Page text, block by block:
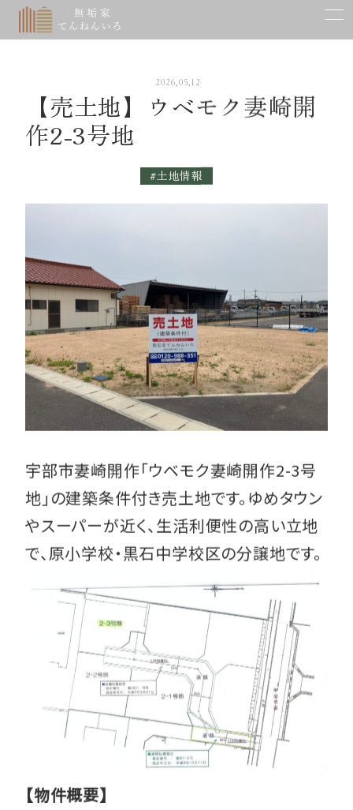
費用と流れPrice & Flow
ご相談からお引き渡しまで
2026,05,12
【売土地】ウベモク妻崎開
作2-3号地
#土地情報
宇部市妻崎開作「ウベモク妻崎開作2-3号
地」の建築条件付き売土地です。ゆめタウン
やスーパーが近く、生活利便性の高い立地
で、原小学校・黒石中学校区の分譲地です。
【物件概要】